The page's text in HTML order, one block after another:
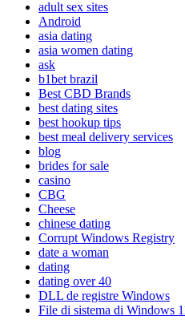
adult sex sites
Android
asia dating
asia women dating
ask
b1bet brazil
Best CBD Brands
best dating sites
best hookup tips
best meal delivery services
blog
brides for sale
casino
CBG
Cheese
chinese dating
Corrupt Windows Registry
date a woman
dating
dating over 40
DLL de registre Windows
File di sistema di Windows